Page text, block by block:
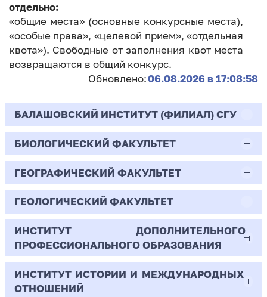
отдельно:
«общие места» (основные конкурсные места),
«особые права», «целевой прием», «отдельная
квота»). Свободные от заполнения квот места
возвращаются в общий конкурс.
Обновлено:06.08.2026 в 17:08:58
БАЛАШОВСКИЙ ИНСТИТУТ (ФИЛИАЛ) СГУ
44.03.02
Психолого-педагогическое образование
Очная | Бакалавр
Всего бюджетных мест - 10
Бюджет/
Общие места
Профиль: Практическая
психология образования
БИОЛОГИЧЕСКИЙ ФАКУЛЬТЕТ
06.03.01
Биология
Очная | Бакалавр
Всего бюджетных мест - 50
Бюджет/Общие места
ГЕОГРАФИЧЕСКИЙ ФАКУЛЬТЕТ
05.03.02
География
Очная | Бакалавр
Всего бюджетных мест - 15
ГЕОЛОГИЧЕСКИЙ ФАКУЛЬТЕТ
05.03.01
Геология
Очная | Бакалавр
ИНСТИТУТ ДОПОЛНИТЕЛЬНОГО
ПРОФЕССИОНАЛЬНОГО ОБРАЗОВАНИЯ
38.03.02
ИНСТИТУТ ИСТОРИИ И МЕЖДУНАРОДНЫХ
ОТНОШЕНИЙ